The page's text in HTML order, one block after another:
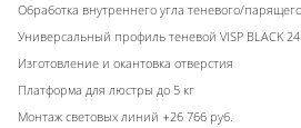
Обработка внутреннего угла теневого/
Универсальный профиль теневой VISP BLACK
Изготовление и окантовка отверстия
Платформа для люстры до 5 кг
Монтаж световых линий +26 766 руб.